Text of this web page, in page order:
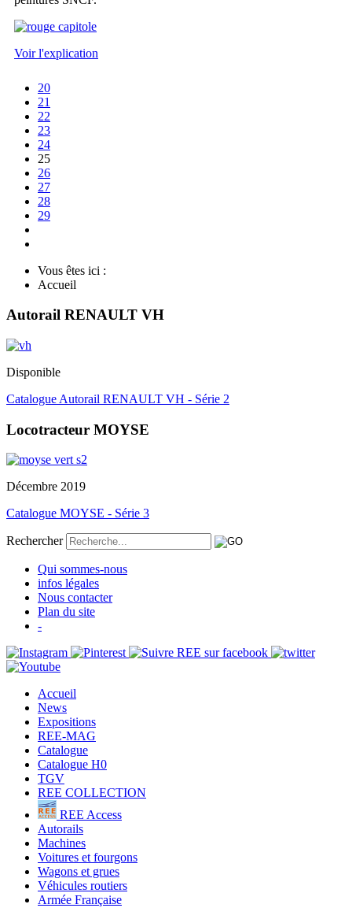
Voir l'explication
20
21
22
23
24
25
26
27
28
29
Vous êtes ici :
Accueil
Autorail RENAULT VH
Disponible
Catalogue Autorail RENAULT VH - Série 2
Locotracteur MOYSE
Décembre 2019
Catalogue MOYSE - Série 3
Rechercher
Qui sommes-nous
infos légales
Nous contacter
Plan du site
-
Accueil
News
Expositions
REE-MAG
Catalogue
Catalogue H0
TGV
REE COLLECTION
REE Access
Autorails
Machines
Voitures et fourgons
Wagons et grues
Véhicules routiers
Armée Française